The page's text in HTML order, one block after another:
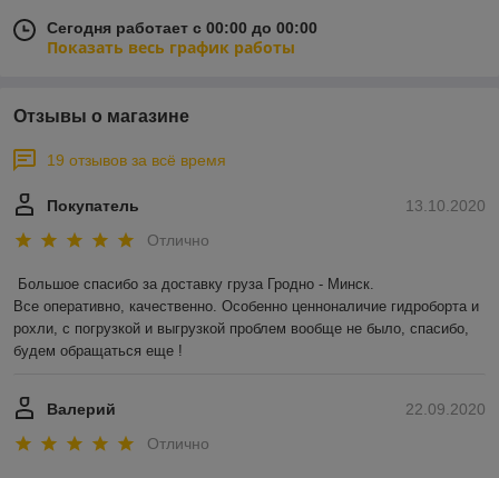
Сегодня работает с 00:00 до 00:00
Показать весь график работы
Отзывы о магазине
19 отзывов за всё время
13.10.2020
Покупатель
Отлично
Большое спасибо за доставку груза Гродно - Минск.
Все оперативно, качественно. Особенно ценноналичие гидроборта и
рохли, с погрузкой и выгрузкой проблем вообще не было, спасибо,
будем обращаться еще !
22.09.2020
Валерий
Отлично